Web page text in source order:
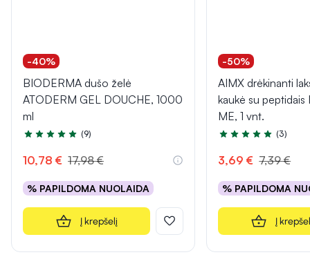
-40%
BIODERMA dušo želė
ATODERM GEL DOUCHE, 1000
ml
Įvertinimas 4.8 iš 5
(9)
10,78 € 17,98 €
% PAPILDOMA NUOLAIDA
Į krepšelį
-50%
AIMX drėkinanti
kaukė su peptidais
ME, 1 vnt.
Įvertinimas 5.0 iš 5
(3)
3,69 € 7,39 €
% PAPILDOMA
Į